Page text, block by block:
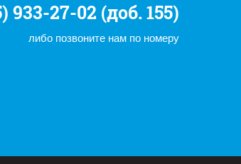
933-27-02 (доб. 155)
либо позвоните нам по номеру